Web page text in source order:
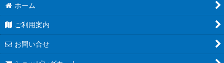
六角びん
八角びん
角びん全て
ホーム
ご利用案内
お問い合せ